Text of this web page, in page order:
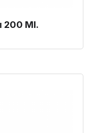
200 Ml.